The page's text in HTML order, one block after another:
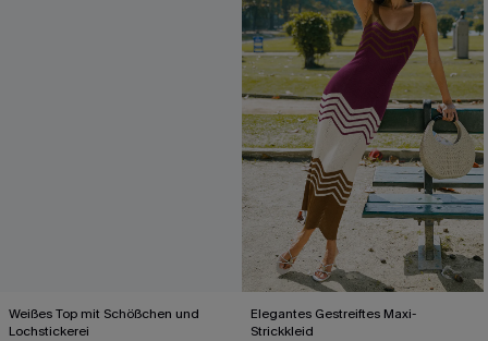
Weißes Top mit Schößchen und
Lochstickerei
Elegantes Gestreiftes Maxi-
Strickkleid